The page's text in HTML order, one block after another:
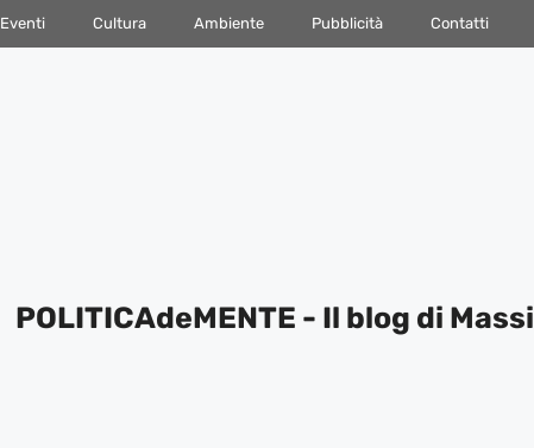
Eventi Cultura Ambiente Pubblicità Contatti
POLITICAdeMENTE - Il blog di